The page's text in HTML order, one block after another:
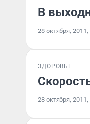
В
28 октября, 2011,
ЗДОРОВЬЕ
28 октября, 2011,